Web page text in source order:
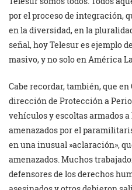
por el proceso de integración,
en la diversidad, en la
señal, hoy Telesur es ejemplo
masivo, y no solo en América
Cabe recordar, también, que
dirección de Protección a
vehículos y escoltas armados
amenazados por el
en una inusual »aclaración»,
amenazados. Muchos
defensores de los derechos